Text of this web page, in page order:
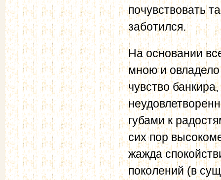
почувствовать
заботился.
На основании
мною и овладело
чувство
губами к
сих пор
жажда
поколений (в